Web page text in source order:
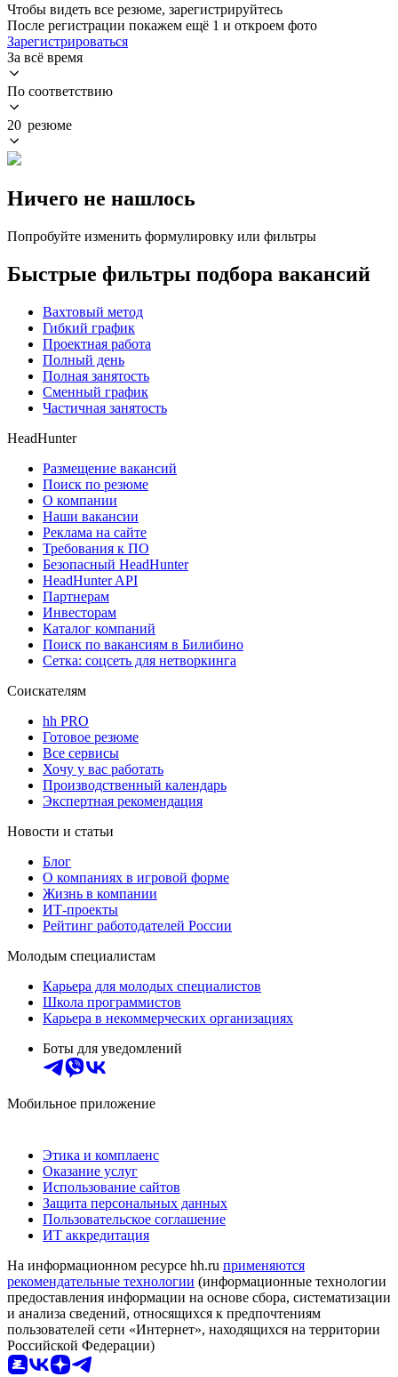
Чтобы видеть все резюме, зарегистрируйтесь
После регистрации покажем ещё 1 и откроем фото
Зарегистрироваться
За всё время
По соответствию
20 резюме
Ничего не нашлось
Попробуйте изменить формулировку или фильтры
Быстрые фильтры подбора вакансий
Вахтовый метод
Гибкий график
Проектная работа
Полный день
Полная занятость
Сменный график
Частичная занятость
HeadHunter
Размещение вакансий
Поиск по резюме
О компании
Наши вакансии
Реклама на сайте
Требования к ПО
Безопасный HeadHunter
HeadHunter API
Партнерам
Инвесторам
Каталог компаний
Поиск по вакансиям в Билибино
Сетка: соцсеть для нетворкинга
Соискателям
hh PRO
Готовое резюме
Все сервисы
Хочу у вас работать
Производственный календарь
Экспертная рекомендация
Новости и статьи
Блог
О компаниях в игровой форме
Жизнь в компании
ИТ-проекты
Рейтинг работодателей России
Молодым специалистам
Карьера для молодых специалистов
Школа программистов
Карьера в некоммерческих организациях
Боты для уведомлений
Мобильное приложение
Этика и комплаенс
Оказание услуг
Использование сайтов
Защита персональных данных
Пользовательское соглашение
ИТ аккредитация
На информационном ресурсе hh.ru применяются
рекомендательные технологии (информационные технологии
предоставления информации на основе сбора, систематизации
и анализа сведений, относящихся к предпочтениям
пользователей сети «Интернет», находящихся на территории
Российской Федерации)